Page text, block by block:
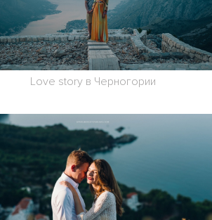
Love story в Черногории